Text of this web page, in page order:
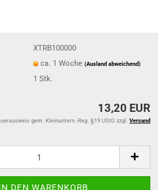
XTRB100000
ca. 1 Woche(Ausland abweichend)
1Stk.
13,20 EUR
gem. Kleinuntern.-Reg. §19 UStG zzgl. Versand